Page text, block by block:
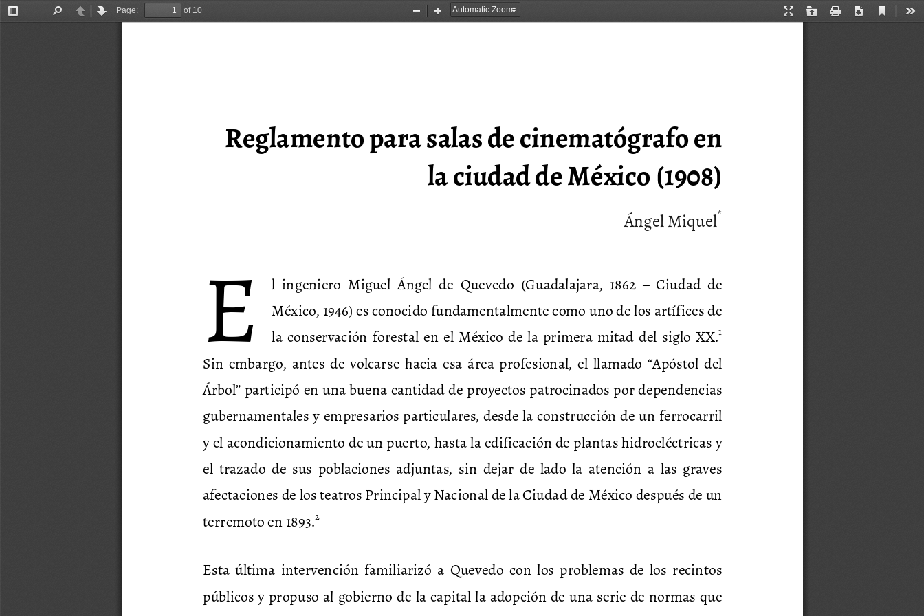
Toggle
PreviousNext
Page:
of 10
Presentation
Open Print Download
Current
Zoom
Zoom
Reglamento para salas de cinematógrafo en
la ciudad de México (1908)
Ángel Miquel *
l  ingeniero  Miguel  Ángel  de  Quevedo  (Guadalajara,  1862  –  Ciudad  de
México, 1946) es conocido fundamentalmente como uno de los artífices de
la conservación forestal en el México de la primera mitad del siglo XX. 1
Sin  embargo,  antes  de  volcarse  hacia  esa  área  profesional,  el  llamado  “Apóstol  del
Árbol” participó en una buena cantidad de proyectos patrocinados por dependencias
gubernamentales y empresarios particulares, desde la construcción de un ferrocarril
y el acondicionamiento de un puerto, hasta la edificación de plantas hidroeléctricas y
el  trazado  de  sus  poblaciones  adjuntas,  sin  dejar  de  lado  la  atención  a  las  graves
afectaciones de los teatros Principal y Nacional de la Ciudad de México después de un
terremoto en 1893. 2
Esta  última  intervención  familiarizó  a  Quevedo  con los  problemas  de  los  recintos
públicos y propuso al gobierno de la capital la adopción de una serie de normas que
E